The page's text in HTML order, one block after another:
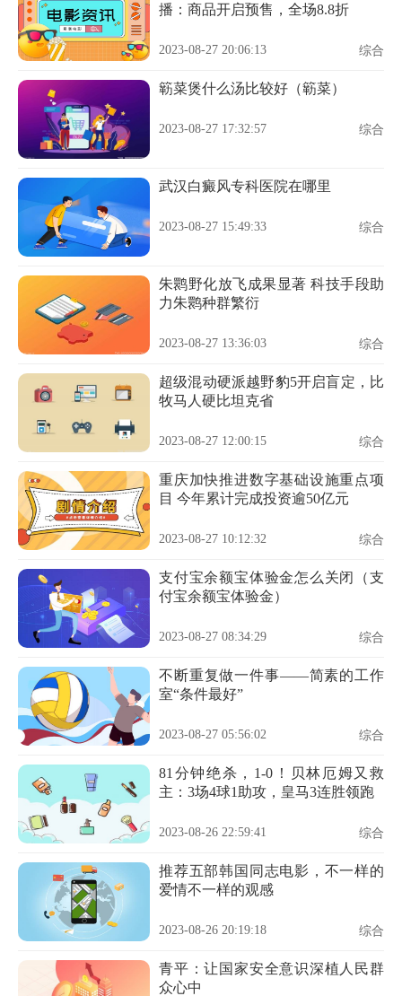
播：商品开启预售，全场8.8折
2023-08-27 20:06:13 综合
簕菜煲什么汤比较好（簕菜）
2023-08-27 17:32:57 综合
武汉白癜风专科医院在哪里
2023-08-27 15:49:33 综合
朱鹮野化放飞成果显著 科技手段助
力朱鹮种群繁衍
2023-08-27 13:36:03 综合
超级混动硬派越野豹5开启盲定，比
牧马人硬比坦克省
2023-08-27 12:00:15 综合
重庆加快推进数字基础设施重点项
目 今年累计完成投资逾50亿元
2023-08-27 10:12:32 综合
支付宝余额宝体验金怎么关闭（支
付宝余额宝体验金）
2023-08-27 08:34:29 综合
不断重复做一件事——简素的工作
室“条件最好”
2023-08-27 05:56:02 综合
81分钟绝杀，1-0！贝林厄姆又救
主：3场4球1助攻，皇马3连胜领跑
2023-08-26 22:59:41 综合
推荐五部韩国同志电影，不一样的
爱情不一样的观感
2023-08-26 20:19:18 综合
青平：让国家安全意识深植人民群
众心中